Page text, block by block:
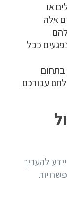
או
אלה
ככל
בתחום
עבורכם
להעריך